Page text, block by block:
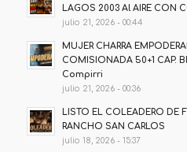
LAGOS 2003 Al AIRE CON
julio 21, 2026 - 00:44
MUJER CHARRA
COMISIONADA 50+1 CAP.
Compirri
julio 21, 2026 - 00:36
LISTO EL COLEADERO DE
RANCHO SAN CARLOS
julio 18, 2026 - 15:37